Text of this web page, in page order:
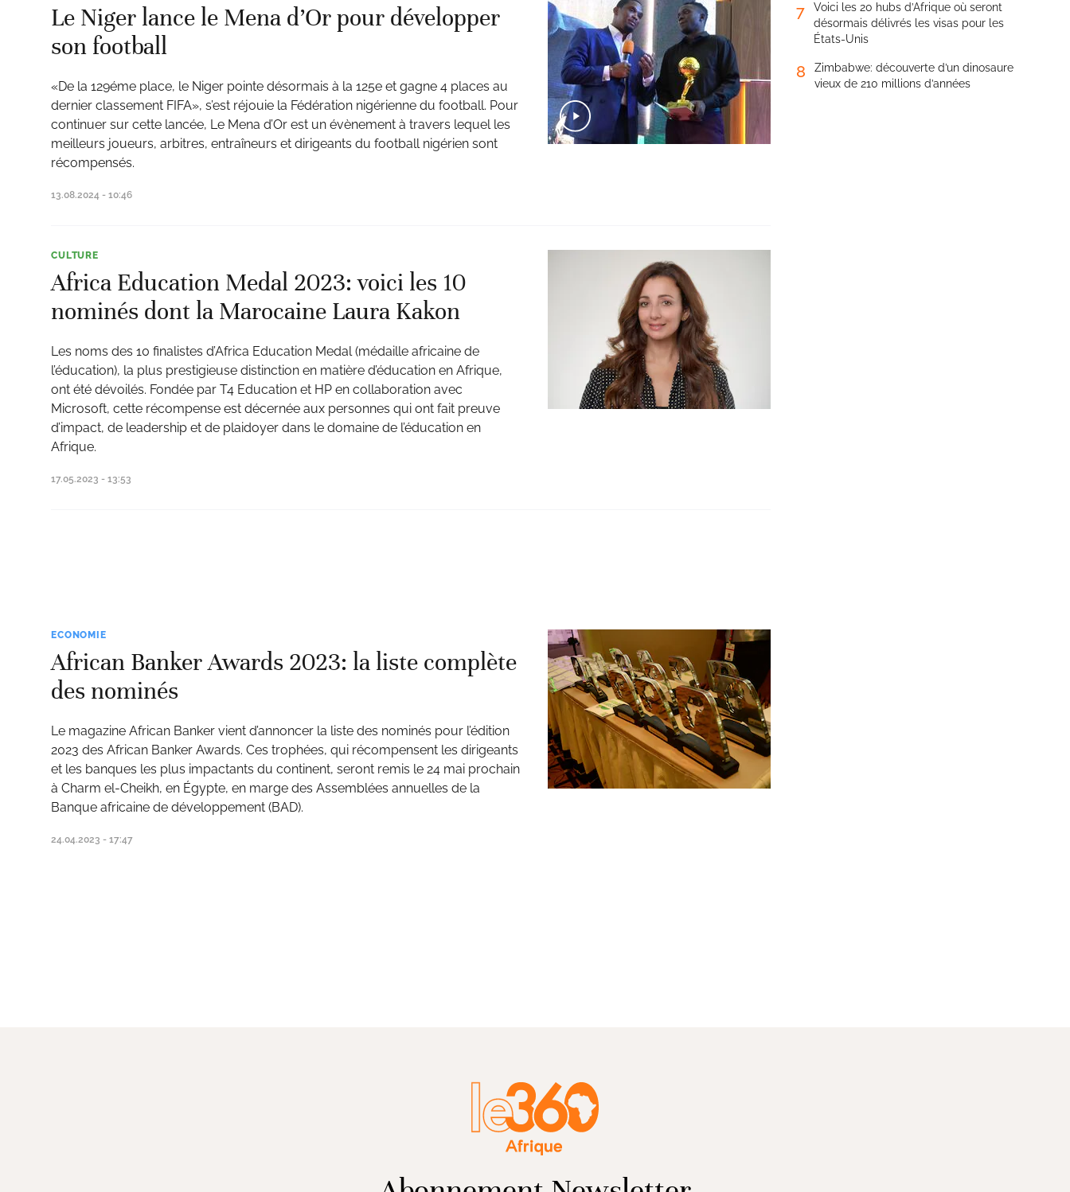
Le Niger lance le Mena d’Or pour développer
son football
«De la 129éme place, le Niger pointe désormais à la 125e et gagne 4 places au
dernier classement FIFA», s’est réjouie la Fédération nigérienne du football. Pour
continuer sur cette lancée, Le Mena d’Or est un évènement à travers lequel les
meilleurs joueurs, arbitres, entraîneurs et dirigeants du football nigérien sont
récompensés.
13.08.2024 - 10:46
CULTURE
Africa Education Medal 2023: voici les 10
nominés dont la Marocaine Laura Kakon
Les noms des 10 finalistes d’Africa Education Medal (médaille africaine de
l’éducation), la plus prestigieuse distinction en matière d’éducation en Afrique,
ont été dévoilés. Fondée par T4 Education et HP en collaboration avec
Microsoft, cette récompense est décernée aux personnes qui ont fait preuve
d’impact, de leadership et de plaidoyer dans le domaine de l’éducation en
Afrique.
17.05.2023 - 13:53
ECONOMIE
African Banker Awards 2023: la liste complète
des nominés
Le magazine African Banker vient d’annoncer la liste des nominés pour l’édition
2023 des African Banker Awards. Ces trophées, qui récompensent les dirigeants
et les banques les plus impactants du continent, seront remis le 24 mai prochain
à Charm el-Cheikh, en Égypte, en marge des Assemblées annuelles de la
Banque africaine de développement (BAD).
24.04.2023 - 17:47
7
Voici les 20 hubs d’Afrique où seront
désormais délivrés les visas pour les
États-Unis
8
Zimbabwe: découverte d’un dinosaure
vieux de 210 millions d’années